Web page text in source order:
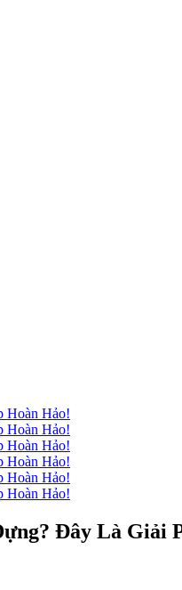
Đây Là Giải